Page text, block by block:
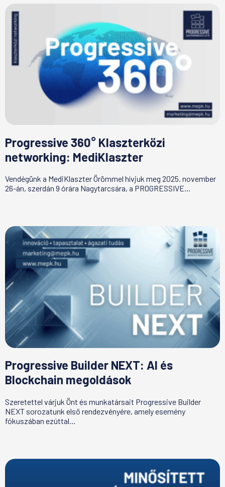
Progressive 360° Klaszterközi
networking: MediKlaszter
Vendégünk a MediKlaszter Örömmel hívjuk meg 2025. november
26-án, szerdán 9 órára Nagytarcsára, a PROGRESSIVE...
Progressive Builder NEXT: AI és
Blockchain megoldások
Szeretettel várjuk Önt és munkatársait Progressive Builder
NEXT sorozatunk első rendezvényére, amely esemény
fókuszában ezúttal...